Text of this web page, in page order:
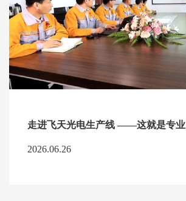
走进飞天光电生产线 ——这就是专业
2026.06.26